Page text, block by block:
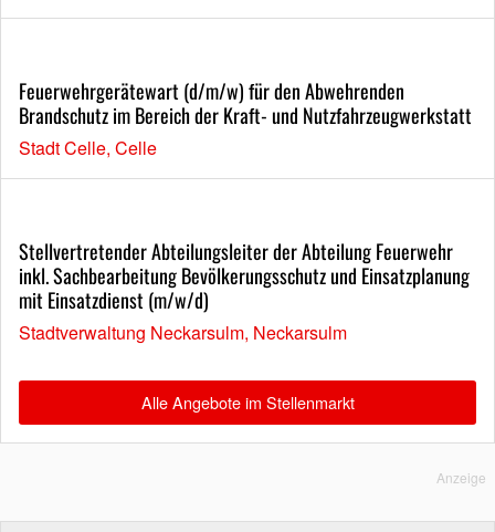
Feuerwehrgerätewart (d/m/w) für den Abwehrenden
Brandschutz im Bereich der Kraft- und Nutzfahrzeugwerkstatt
Stadt Celle, Celle
Stellvertretender Abteilungsleiter der Abteilung Feuerwehr
inkl. Sachbearbeitung Bevölkerungsschutz und Einsatzplanung
mit Einsatzdienst (m/w/d)
Stadtverwaltung Neckarsulm, Neckarsulm
Alle Angebote im Stellenmarkt
Anzeige